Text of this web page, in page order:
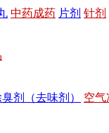
中药成药 片剂 针剂
剂（去味剂） 空气